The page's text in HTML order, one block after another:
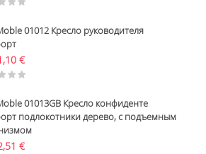
01012 Кресло руководителя
€
01013GB Кресло конфиденте
подлокотники дерево, с подъемным
€